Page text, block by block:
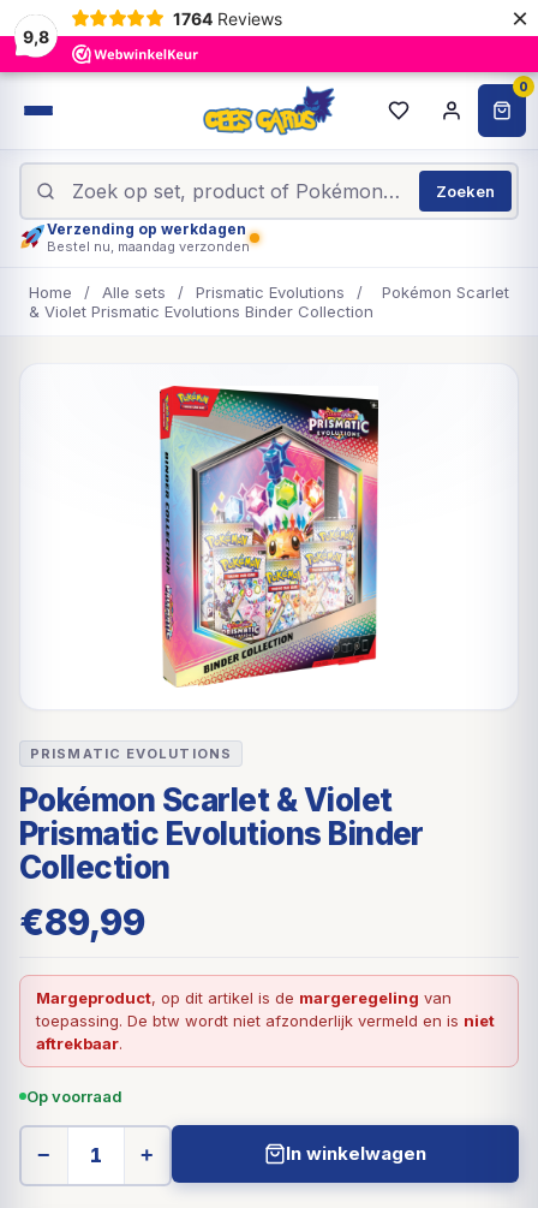
9,8
1764 Reviews ×
0
Zoeken
Verzending op werkdagen
Bestel nu, maandag verzonden
Home / Alle sets / Prismatic Evolutions /
Pokémon Scarlet
& Violet Prismatic Evolutions Binder Collection
PRISMATIC EVOLUTIONS
Pokémon Scarlet & Violet
Prismatic Evolutions Binder
Collection
€89,99
Margeproduct, op dit artikel is de margeregeling van
toepassing. De btw wordt niet afzonderlijk vermeld en is niet
aftrekbaar.
Op voorraad
− + In winkelwagen